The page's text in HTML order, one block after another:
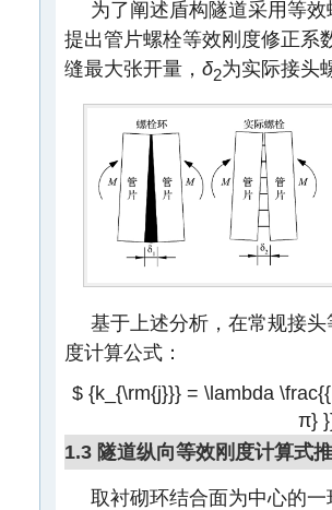
为了阐述盾构隧道采用等
提出管片螺栓等效刚度修正系
缝最大张开量， δ2为实际接头
基于上述分析，在常规接
度计算公式：
$ {k_{\rm{j}}} = \lambda
π}
1.3 隧道纵向等效刚度计算式
取衬砌环结合面为中心的